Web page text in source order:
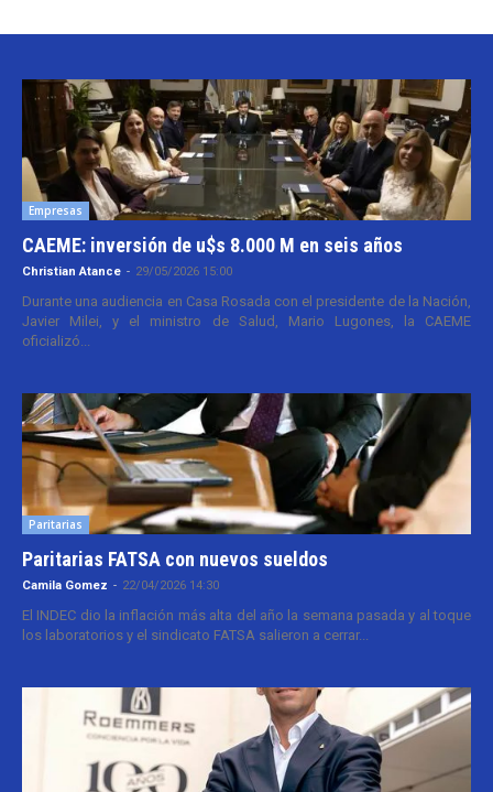
Empresas
CAEME: inversión de u$s 8.000 M en seis años
Christian Atance - 29/05/2026 15:00
Durante una audiencia en Casa Rosada con el presidente de la Nación,
Javier Milei, y el ministro de Salud, Mario Lugones, la CAEME
oficializó...
Paritarias
Paritarias FATSA con nuevos sueldos
Camila Gomez - 22/04/2026 14:30
El INDEC dio la inflación más alta del año la semana pasada y al toque
los laboratorios y el sindicato FATSA salieron a cerrar...